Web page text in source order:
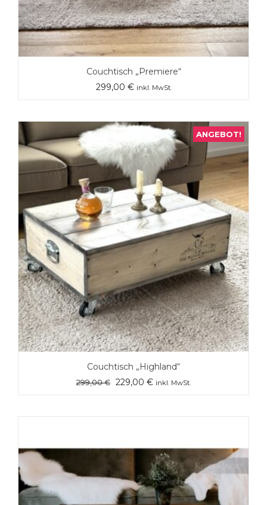
Couchtisch „Premiere“
299,00 € inkl. MwSt.
ANGEBOT!
Couchtisch „Highland“
299,00€ Ursprünglicher
229,00 €Aktueller
inkl. MwSt.